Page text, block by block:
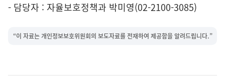
- 담당자 : 자율보호정책과 박미영(02-2100-3085)
“이 자료는 개인정보보호위원회의 보도자료를 전재하여 제공함을 알려드립니다.”